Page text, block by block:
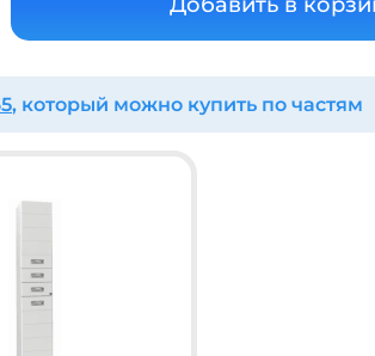
, который можно купить по частям